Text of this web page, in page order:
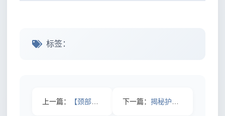
标签：
上一篇： 【颈部抗老护理全攻略：逆转岁月的秘密武器】 下一篇： 揭秘护肤成分分析：让你不再盲从明星产品